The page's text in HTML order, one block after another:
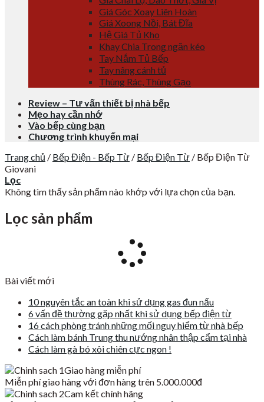
Giá Góc Xoay Liên Hoàn
Giá Xoong Nồi, Bát Đĩa
Hệ Giá Tủ Kho
Khay Chia Trong ngăn kéo
Tay Nắm Tủ Bếp
Tay nâng cánh tủ
Thùng Rác, Thùng Gạo
Review – Tư vấn thiết bị nhà bếp
Mẹo hay cần nhớ
Vào bếp cùng bạn
Chương trình khuyến mại
Trang chủ / Bếp Điện - Bếp Từ / Bếp Điện Từ / Bếp Điện Từ
Giovani
Lọc
Không tìm thấy sản phẩm nào khớp với lựa chọn của bạn.
Lọc sản phẩm
Bài viết mới
10 nguyên tắc an toàn khi sử dụng gas đun nấu
6 vấn đề thường gặp nhất khi sử dụng bếp điện từ
16 cách phòng tránh những mối nguy hiểm từ nhà bếp
Cách làm bánh Trung thu nướng nhân thập cẩm tại nhà
Cách làm gà bó xôi chiên cực ngon !
Giao hàng miễn phí
Miễn phí giao hàng với đơn hàng trên 5.000.000đ
Cam kết chính hãng